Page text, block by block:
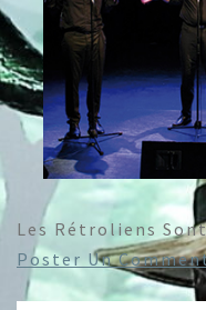
Les Rétroliens
Poster Un